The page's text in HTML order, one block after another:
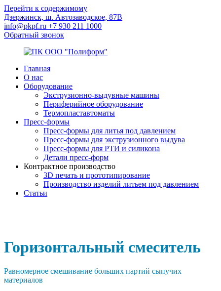
Перейти к содержимому
Дзержинск, ш. Автозаводское, 87В
info@pkpf.ru +7 930 211 1000
Обратный звонок
ООО
"Полиформ"
Комплексное
оснащение
полимерных
производств
Главная
О нас
Оборудование
Экструзионно-выдувные машины
Периферийное оборудование
Термопластавтоматы
Пресс-формы
Пресс-формы для литья под давлением
Пресс-формы для экструзионного выдува
Пресс-формы для РТИ и силикона
Детали пресс-форм
Контрактное производство
3D печать и прототипирование
Производство изделий литьем под давлением
Статьи
Горизонтальный смеситель
Равномерное смешивание больших партий сыпучих
материалов